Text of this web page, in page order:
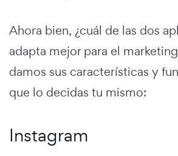
Ahora bien, ¿cuál de las dos
adapta mejor para el
damos sus características y
que lo decidas tu mismo:
Instagram